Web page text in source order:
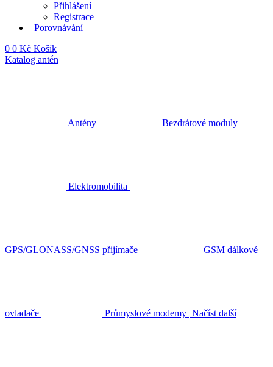
Přihlášení
Registrace
Porovnávání
0 0 Kč Košík
Katalog antén
Antény Bezdrátové moduly
Elektromobilita
GPS/GLONASS/GNSS přijímače GSM dálkové
ovladače Průmyslové modemy Načíst další